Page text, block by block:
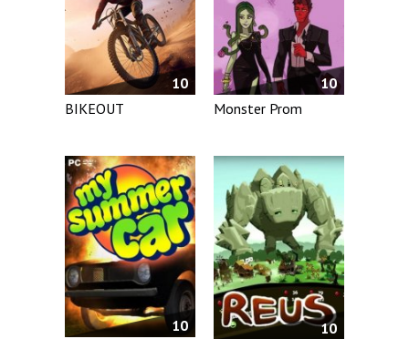
10
BIKEOUT
10
Monster Prom
10
10